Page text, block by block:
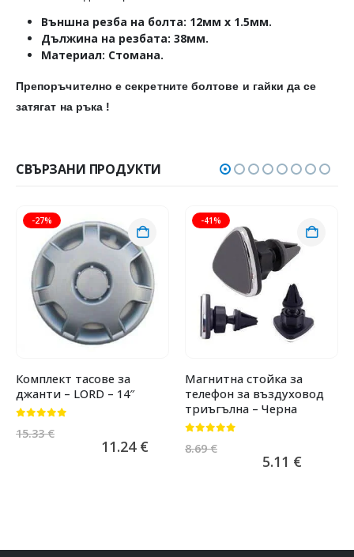
Външна резба на болта: 12мм х 1.5мм.
Дължина на резбата: 38мм.
Материал: Стомана.
Препоръчително е секретните болтове и гайки да се
затягат на ръка !
СВЪРЗАНИ ПРОДУКТИ
-27%
Комплект тасове за
джанти – LORD – 14″
15.33€
11.24 €
-41%
Магнитна стойка за
телефон за въздуховод
триъгълна – Черна
8.69€
5.11 €